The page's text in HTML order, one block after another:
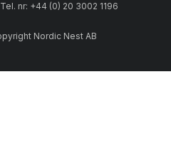
nr: +44 (0) 20 3002 1196
Nordic Nest AB